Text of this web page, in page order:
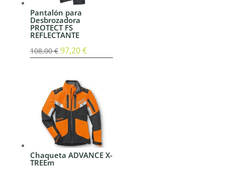
Pantalón para
Desbrozadora
PROTECT FS
REFLECTANTE
108,00€ El
era:
108,00 €.
97,20€El
es:
97,20 €.
Chaqueta ADVANCE X-
TREEm